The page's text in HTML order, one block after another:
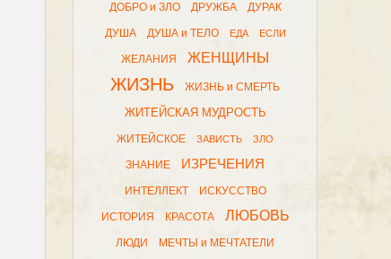
ДОБРО и ЗЛО ДРУЖБА ДУРАК
ДУША ДУША и ТЕЛО ЕДА ЕСЛИ
ЖЕЛАНИЯ ЖЕНЩИНЫ
ЖИЗНЬ ЖИЗНЬ и СМЕРТЬ
ЖИТЕЙСКАЯ МУДРОСТЬ
ЖИТЕЙСКОЕ ЗАВИСТЬ ЗЛО
ЗНАНИЕ ИЗРЕЧЕНИЯ
ИНТЕЛЛЕКТ ИСКУССТВО
ИСТОРИЯ КРАСОТА ЛЮБОВЬ
ЛЮДИ МЕЧТЫ и МЕЧТАТЕЛИ